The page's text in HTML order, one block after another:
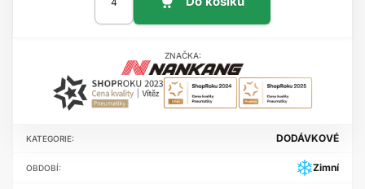
KATEGORIE: DODÁVKOVÉ
OBDOBÍ: Zimní
ZNAČKA: